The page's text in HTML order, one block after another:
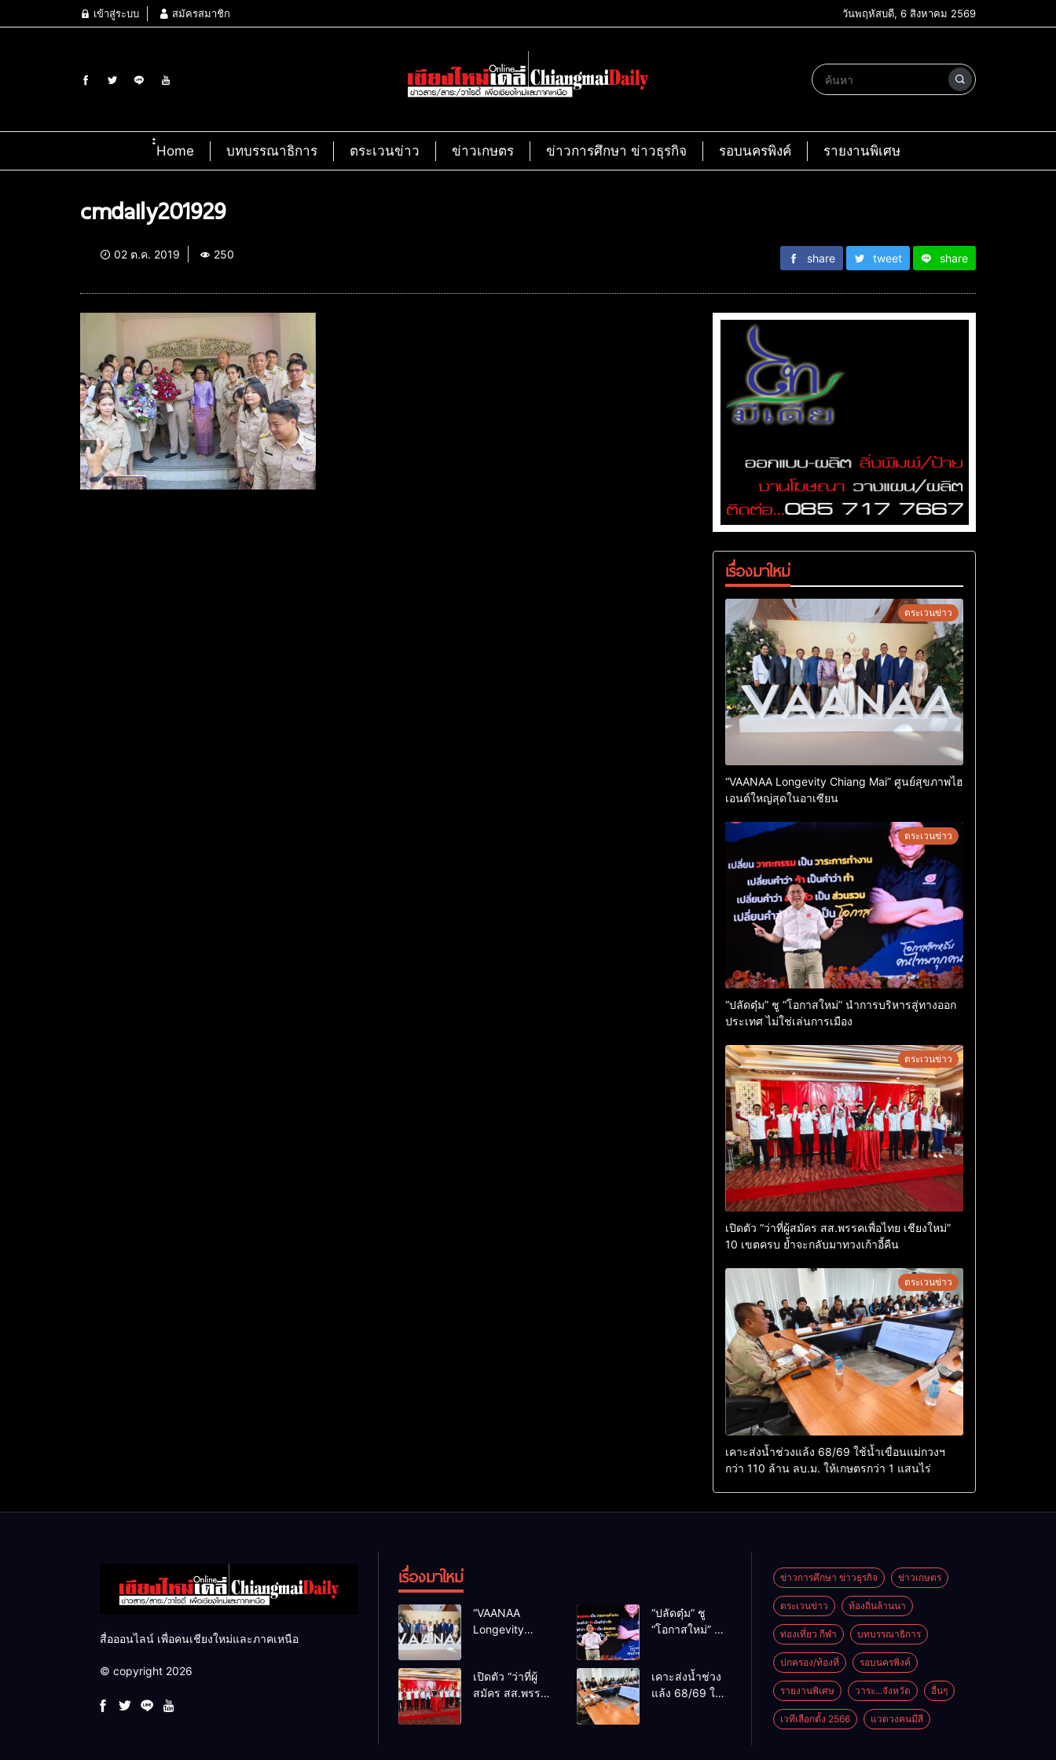
เข้าสู่ระบบ สมัครสมาชิก วันพฤหัสบดี, 6 สิงหาคม 2569
๋๋Home บทบรรณาธิการ ตระเวนข่าว ข่าวเกษตร ข่าวการศึกษา ข่าวธุรกิจ รอบนครพิงค์ รายงานพิเศษ
cmdaily201929
02 ต.ค. 2019 250 share tweet share
เรื่องมาใหม่
ตระเวนข่าว
“VAANAA Longevity Chiang Mai” ศูนย์สุขภาพไฮ
เอนต์ใหญ่สุดในอาเซียน
ตระเวนข่าว
“ปลัดตุ๋ม” ชู “โอกาสใหม่” นำการบริหารสู่ทางออก
ประเทศ ไม่ใช่เล่นการเมือง
ตระเวนข่าว
เปิดตัว “ว่าที่ผู้สมัคร สส.พรรคเพื่อไทย เชียงใหม่”
10 เขตครบ ย้ำจะกลับมาทวงเก้าอี้คืน
ตระเวนข่าว
เคาะส่งน้ำช่วงแล้ง 68/69 ใช้น้ำเขื่อนแม่กวงฯ
กว่า 110 ล้าน ลบ.ม. ให้เกษตรกว่า 1 แสนไร่
สื่อออนไลน์ เพื่อคนเชียงใหม่และภาคเหนือ
© copyright 2026
เรื่องมาใหม่
“VAANAA
Longevity
เอนต์ใหญ่สุดใน
อาเซียน
“ปลัดตุ๋ม” ชู
“โอกาสใหม่” นำ
ไม่ใช่เล่น
การเมือง
เปิดตัว “ว่าที่ผู้
สมัคร สส.พรรค
เคาะส่งน้ำช่วง
แล้ง 68/69 ใช้
ข่าวการศึกษา ข่าวธุรกิจ ข่าวเกษตร
ตระเวนข่าว ท้องถิ่นล้านนา
ท่องเที่ยว กีฬา บทบรรณาธิการ
ปกครอง/ท้องที่ รอบนครพิงค์
รายงานพิเศษ วาระ...จังหวัด อื่นๆ
เวทีเลือกตั้ง 2566 แวดวงคนมีสี